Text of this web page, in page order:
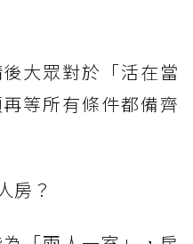
大眾對於「活在當
等所有條件都備齊
房？